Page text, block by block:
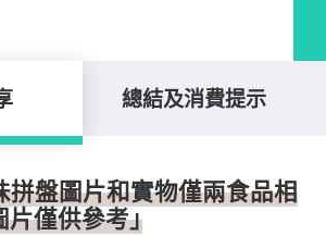
總結及消費提示
拼盤圖片和實物僅兩食品相
僅供參考」